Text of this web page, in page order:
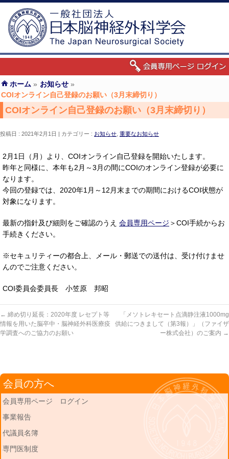
ホーム » お知らせ »
COIオンライン自己登録のお願い（3月末締切り）
COIオンライン自己登録のお願い（3月末締切り）
投稿日 : 2021年2月1日 カテゴリー : お知らせ 重要なお知らせ
2月1日（月）より、COIオンライン自己登録を開始いたします。
昨年と同様に、本年も2月～3月の間にCOIのオンライン登録が必要に
なります。
今回の登録では、2020年1月～12月末までの期間におけるCOI状態が
対象になります。
最新の指針及び細則をご確認のうえ 会員専用ページ ＞COI手続からお
手続きください。
※セキュリティーの都合上、メール・郵送での送付は、受け付けませ
んのでご注意ください。
COI委員会委員長 小笠原 邦昭
← 締め切り延長：2020年度 レセプト等
情報を用いた脳卒中・脳神経外科医療疫
学調査へのご協力のお願い
「メソトレキセート点滴静注液1000mg
供給につきまして（第3報）」（ファイザ
ー株式会社）のご案内 →
会員の方へ
会員専用ページ ログイン
事業報告
代議員名簿
専門医制度